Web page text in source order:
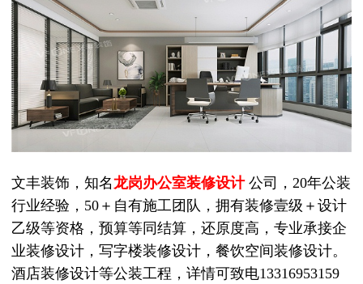
文丰装饰，知名龙岗办公室装修设计 公司， 20年公装
行业经验，50＋自有施工团队，拥有装修壹级＋设计
乙级等资格，预算等同结算，还原度高，专业承接企
业装修设计，写字楼装修设计，餐饮空间装修设计。
酒店装修设计等公装工程，详情可致电13316953159